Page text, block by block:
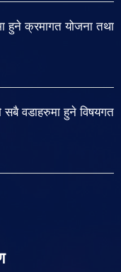
हुने क्रमागत योजना तथा
वडाहरुमा हुने विषयगत